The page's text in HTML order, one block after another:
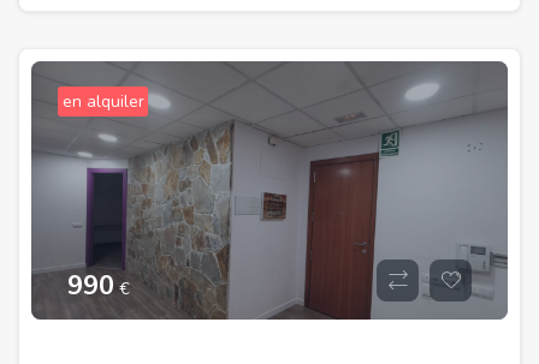
en alquiler
990 €